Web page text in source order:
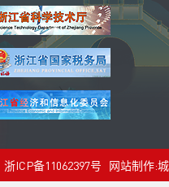
浙ICP备11062397号 网站制作:城